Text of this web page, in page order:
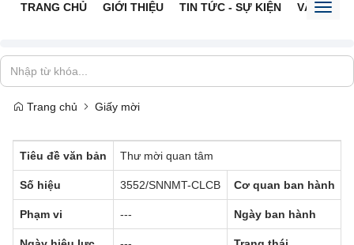
TRANG CHỦ GIỚI THIỆU TIN TỨC - SỰ KIỆN VĂN BẢN
Trang chủ Giấy mời
Tiêu đề văn bản Thư mời quan tâm
Số hiệu 3552/SNNMT-CLCB Cơ quan ban hành
Phạm vi --- Ngày ban hành